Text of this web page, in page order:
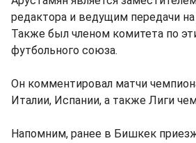
редактора и ведущим передачи на
Также был членом комитета по
футбольного союза.
Он комментировал матчи
Италии, Испании, а также Лиги
Напомним, ранее в Бишкек